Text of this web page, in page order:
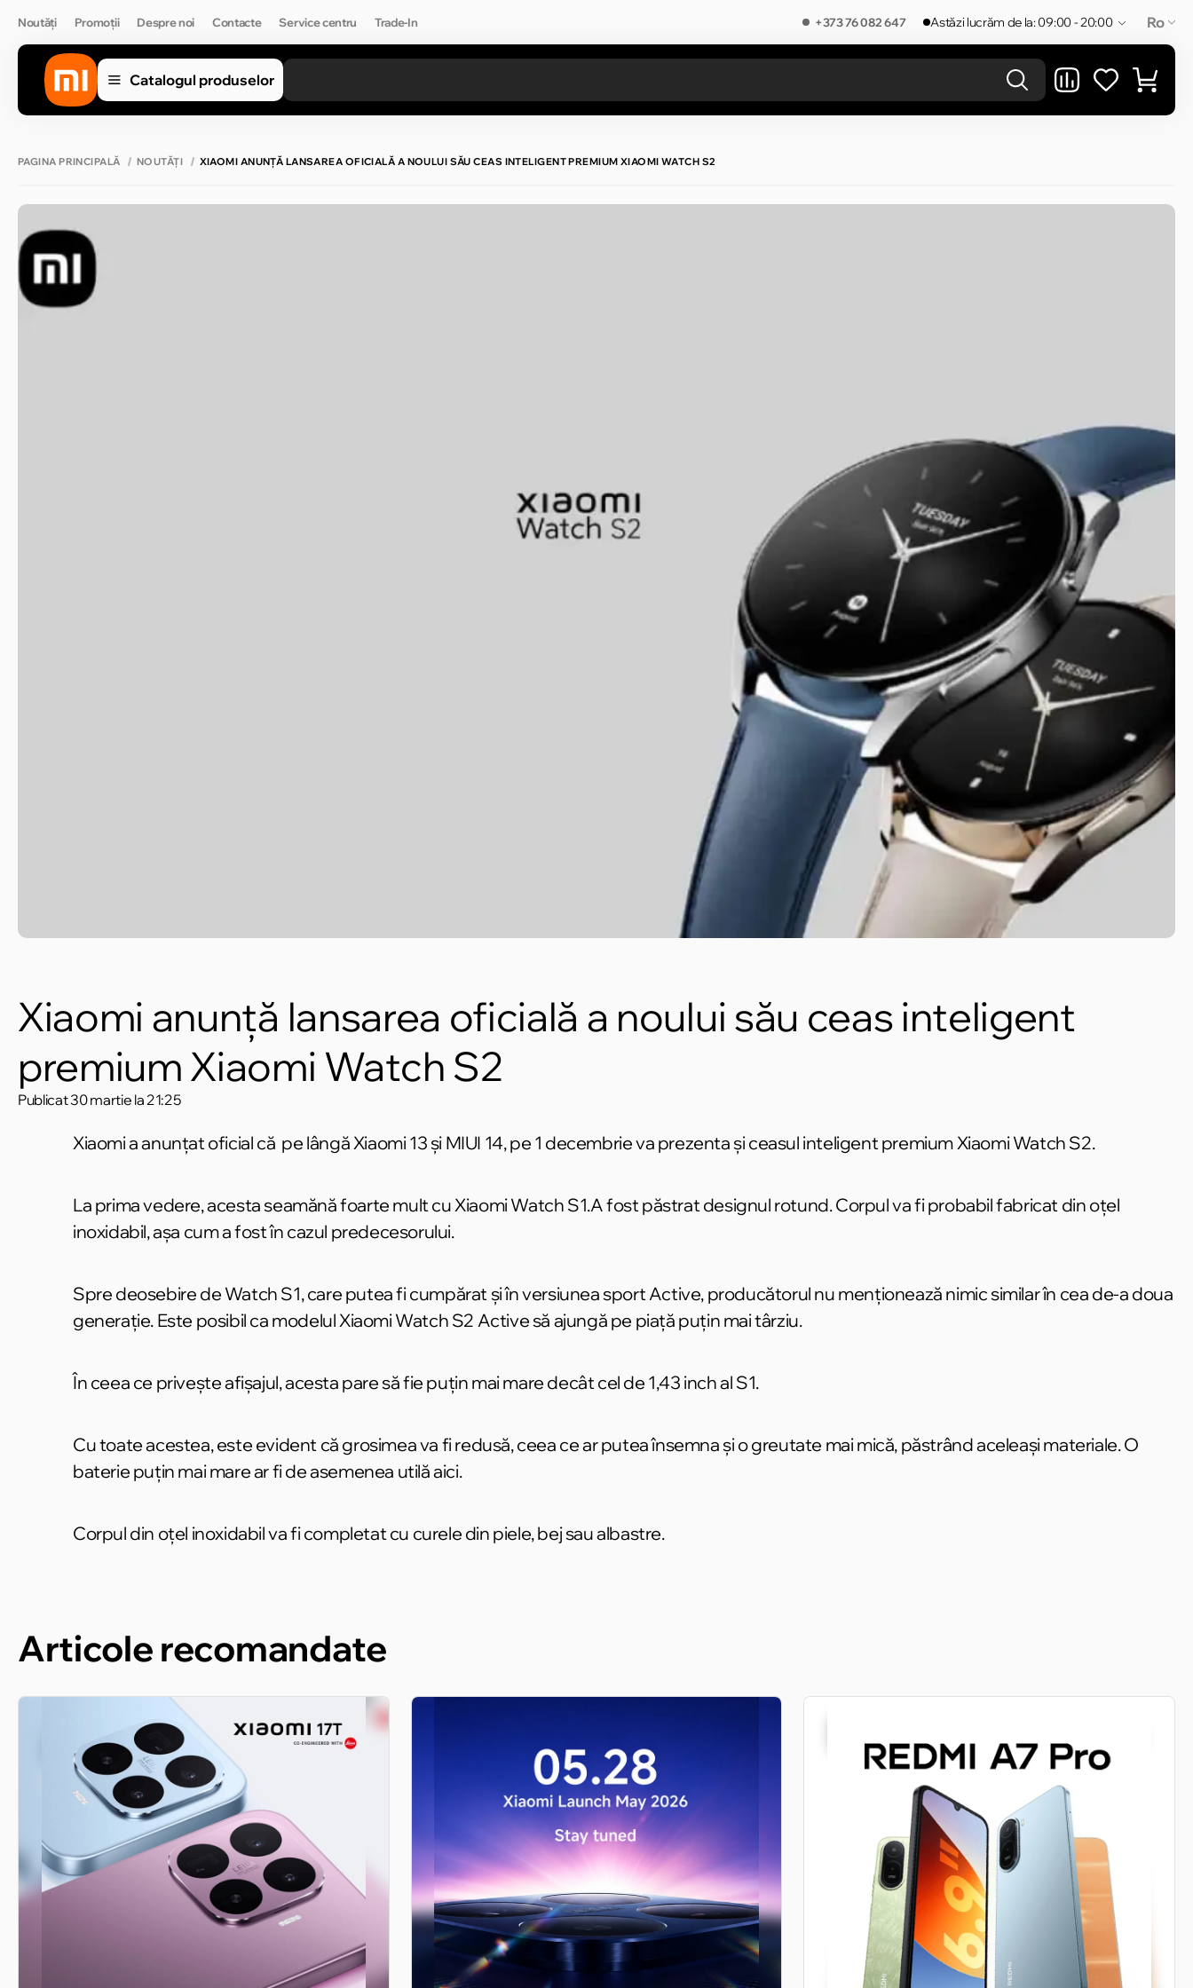
Noutăți Promoții Despre noi Contacte Service centru Trade-In +373 76 082 647 Astăzi lucrăm de la: 09:00 - 20:00 Ro
Catalogul produselor
PAGINA PRINCIPALĂ NOUTĂȚI XIAOMI ANUNȚĂ LANSAREA OFICIALĂ A NOULUI SĂU CEAS INTELIGENT PREMIUM XIAOMI WATCH S2
Xiaomi anunță lansarea oficială a noului său ceas inteligent
premium Xiaomi Watch S2
Publicat30 martie la 21:25
Xiaomi a anunțat oficial că pe lângă Xiaomi 13 și MIUI 14, pe 1 decembrie va prezenta și ceasul inteligent premium Xiaomi Watch S2.
La prima vedere, acesta seamănă foarte mult cu Xiaomi Watch S1.A fost păstrat designul rotund. Corpul va fi probabil fabricat din oțel
inoxidabil, așa cum a fost în cazul predecesorului.
Spre deosebire de Watch S1, care putea fi cumpărat și în versiunea sport Active, producătorul nu menționează nimic similar în cea de-a doua
generație. Este posibil ca modelul Xiaomi Watch S2 Active să ajungă pe piață puțin mai târziu.
În ceea ce privește afișajul, acesta pare să fie puțin mai mare decât cel de 1,43 inch al S1.
Cu toate acestea, este evident că grosimea va fi redusă, ceea ce ar putea însemna și o greutate mai mică, păstrând aceleași materiale. O
baterie puțin mai mare ar fi de asemenea utilă aici.
Corpul din oțel inoxidabil va fi completat cu curele din piele, bej sau albastre.
Articole recomandate